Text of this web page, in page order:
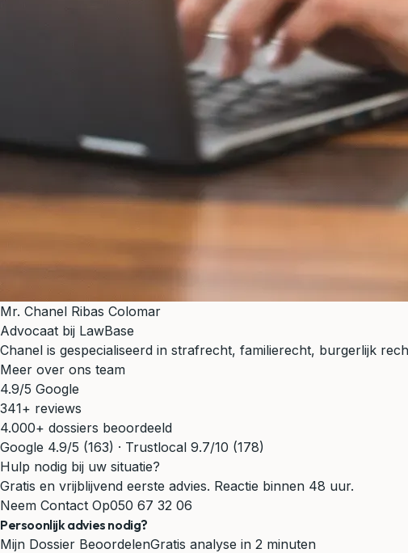
Mr. Chanel Ribas Colomar
Advocaat bij LawBase
Chanel is gespecialiseerd in strafrecht, familierecht, burgerlijk
Meer over ons team
4.9/5 Google
341+ reviews
4.000+ dossiers beoordeeld
Google 4.9/5 (163) · Trustlocal 9.7/10 (178)
Hulp nodig bij uw situatie?
Gratis en vrijblijvend eerste advies. Reactie binnen 48 uur.
Neem Contact Op050 67 32 06
Persoonlijk advies nodig?
Mijn Dossier BeoordelenGratis analyse in 2 minuten